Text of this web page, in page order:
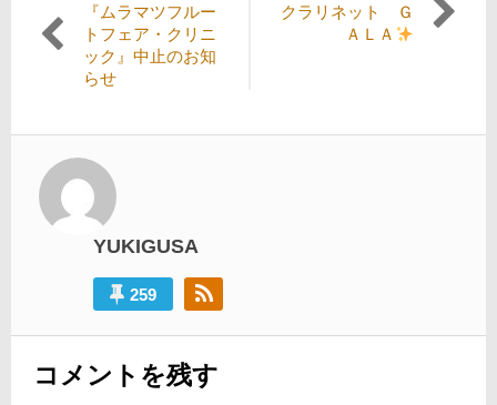
稿
ゲ
ー
シ
ョ
過
去
の
投
『ムラマツフルー
トフェア・クリニ
ック』中止のお知
らせ
クラリネット Ｇ
ＡＬＡ
YUKIGUSA
259
コメントを残す